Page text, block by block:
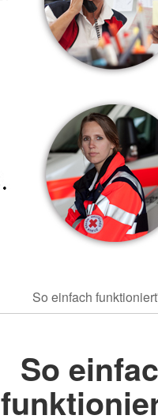
So einfach
So